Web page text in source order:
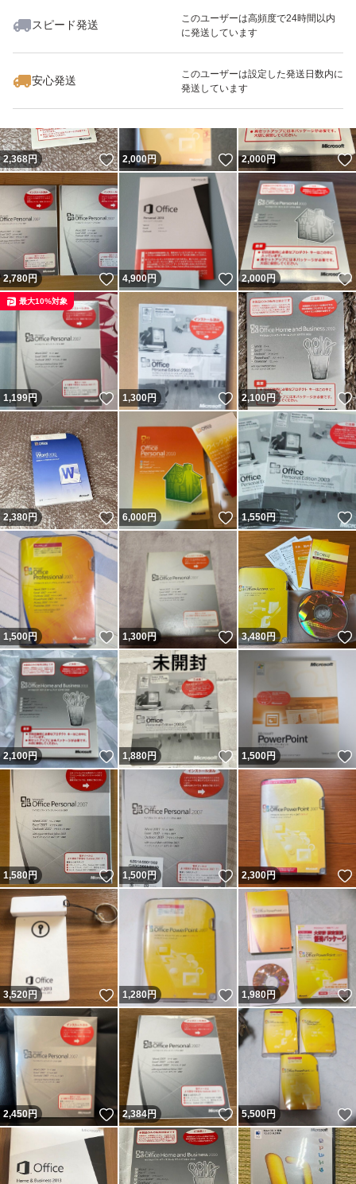
スピード発送
このユーザーは高頻度で24時間以内
に発送しています
安心発送
このユーザーは設定した発送日数内に
発送しています
いいね！
1,500
2,368円 いいね！
2,000円 いいね！
2,000円
2,780円 いいね！
4,900円 いいね！
2,000円
1,199円 いいね！
最大10%対象
1,300円 いいね！
2,100円
2,380円 いいね！
6,000円 いいね！
1,550円
1,500円 いいね！
1,300円 いいね！
3,480円
2,100円 いいね！
1,880円 いいね！
1,500円
1,580円 いいね！
1,500円 いいね！
2,300円
3,520円 いいね！
1,280円 いいね！
1,980円
2,450円 いいね！
2,384円 いいね！
5,500円